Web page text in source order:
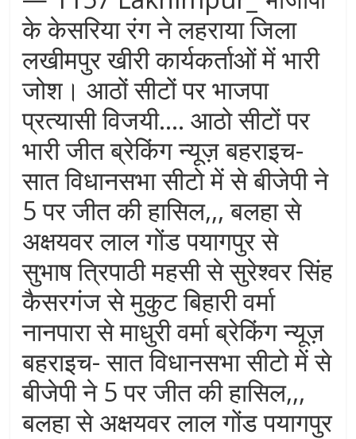
के केसरिया रंग ने लहराया जिला
लखीमपुर खीरी कार्यकर्ताओं में भारी
जोश। आठों सीटों पर भाजपा
प्रत्यासी विजयी…. आठो सीटों पर
भारी जीत ब्रेकिंग न्यूज़ बहराइच-
सात विधानसभा सीटो में से बीजेपी ने
5 पर जीत की हासिल,,, बलहा से
अक्षयवर लाल गोंड पयागपुर से
सुभाष त्रिपाठी महसी से सुरेश्वर सिंह
कैसरगंज से मुकुट बिहारी वर्मा
नानपारा से माधुरी वर्मा ब्रेकिंग न्यूज़
बहराइच- सात विधानसभा सीटो में से
बीजेपी ने 5 पर जीत की हासिल,,,
बलहा से अक्षयवर लाल गोंड पयागपुर